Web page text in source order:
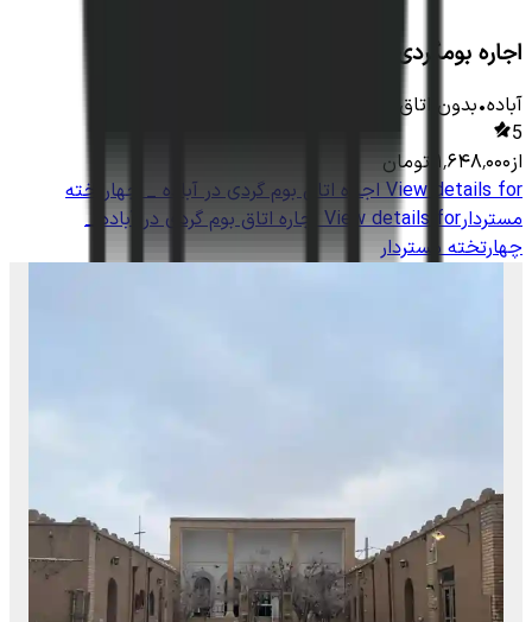
اجاره بومگردی سنتی در آباده _دو تخته مستردار
آباده•بدون اتاق
5
از۱٬۶۴۸٬۰۰۰ تومان
View details for اجاره اتاق بوم گردی در آباده _ چهارتخته
مستردارView details for
اجاره اتاق بوم گردی در آباده _
چهارتخته مستردار